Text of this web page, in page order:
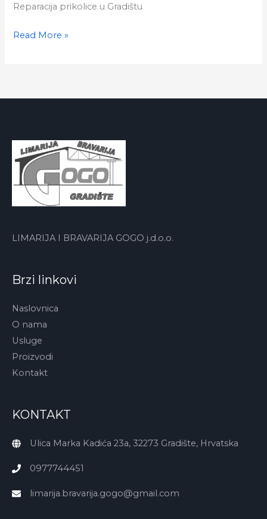
Reparacija prikolice u Gradištu
Reparacija
Read More »
LIMARIJA I BRAVARIJA GOGO j.d.o.o.
Brzi linkovi
Naslovnica
O nama
Usluge
Proizvodi
Kontakt
KONTAKT
Ulica Marka Kadića 23a, 32273 Gradište, Hrvatska
0977744451
limarija.bravarija.gogo@gmail.com